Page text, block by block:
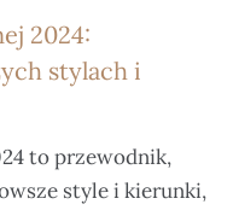
2024:
stylach i
to przewodnik,
style i kierunki,